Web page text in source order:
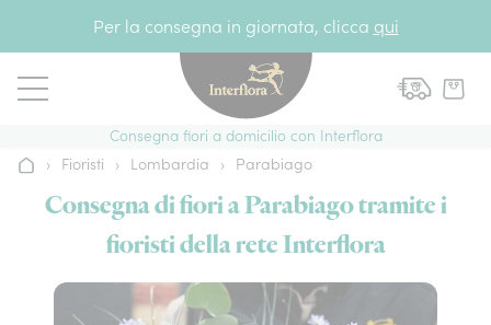
Per la consegna in giornata, clicca qui
Consegna fiori a domicilio con Interflora
Home› Fioristi › Lombardia › Parabiago
Consegna di fiori a Parabiago tramite i
fioristi della rete Interflora